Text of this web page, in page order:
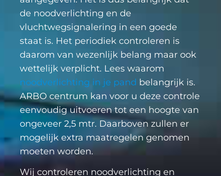
de noodverlichting en de
vluchtwegsignalering in een goede
staat is. Het periodiek controleren is
daarom van wezenlijk belang maar ook
wettelijk verplicht. Lees waarom
noodverlichting in je pand belangrijk is.
ARBO centrum kan voor u deze controle
eenvoudig uitvoeren tot een hoogte van
ongeveer 2,5 mtr. Daarboven zullen er
mogelijk extra maatregelen genomen
moeten worden.
Wij controleren noodverlichting en